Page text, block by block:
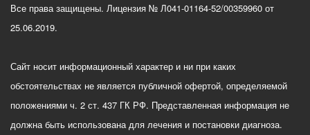
Все права защищены. Лицензия № Л041-01164-52/00359960 от
25.06.2019.
Сайт носит информационный характер и ни при каких
обстоятельствах не является публичной офертой, определяемой
положениями ч. 2 ст. 437 ГК РФ. Представленная информация не
должна быть использована для лечения и постановки диагноза.